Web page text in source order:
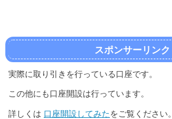
スポンサーリンク
実際に取り引きを行っている口座です。
この他にも口座開設は行っています。
詳しくは 口座開設してみたをご覧ください。